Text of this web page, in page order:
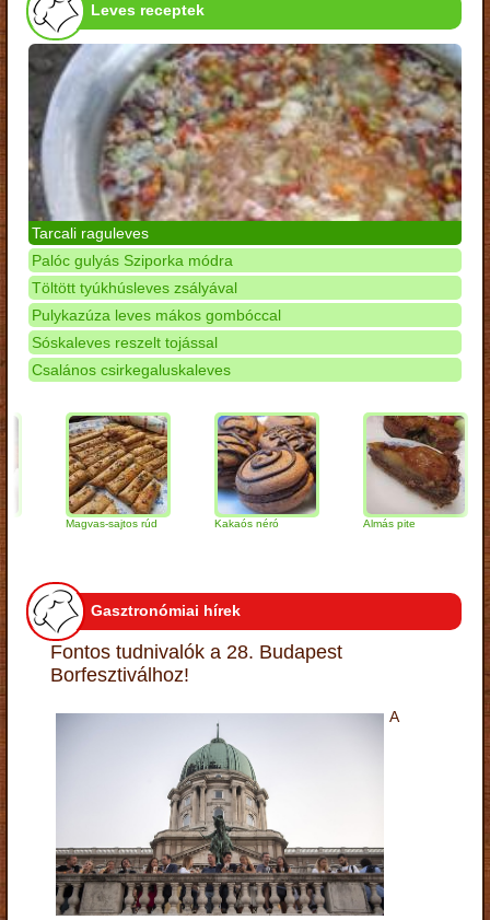
Leves receptek
Tarcali raguleves
Palóc gulyás Sziporka módra
Töltött tyúkhúsleves zsályával
Pulykazúza leves mákos gombóccal
Sóskaleves reszelt tojással
Csalános csirkegaluskaleves
Magvas-sajtos rúd Kakaós néró Almás pite
Gasztronómiai hírek
Fontos tudnivalók a 28. Budapest
Borfesztiválhoz!
A